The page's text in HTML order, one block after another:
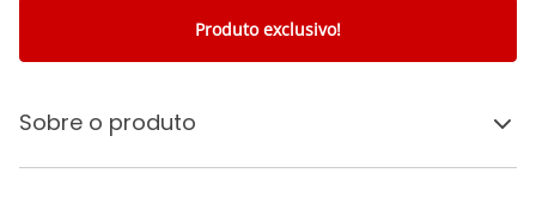
Produto exclusivo!
Sobre o produto